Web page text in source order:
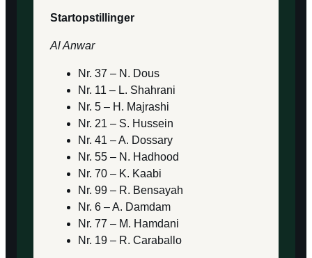
Startopstillinger
Al Anwar
Nr. 37 – N. Dous
Nr. 11 – L. Shahrani
Nr. 5 – H. Majrashi
Nr. 21 – S. Hussein
Nr. 41 – A. Dossary
Nr. 55 – N. Hadhood
Nr. 70 – K. Kaabi
Nr. 99 – R. Bensayah
Nr. 6 – A. Damdam
Nr. 77 – M. Hamdani
Nr. 19 – R. Caraballo